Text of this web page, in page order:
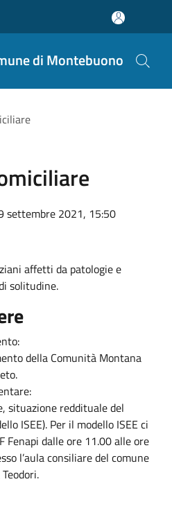
di Montebuono
settembre 2021, 15:50
affetti da patologie e
solitudine.
della Comunità Montana
situazione reddituale del
ISEE). Per il modello ISEE ci
Fenapi dalle ore 11.00 alle ore
l’aula consiliare del comune